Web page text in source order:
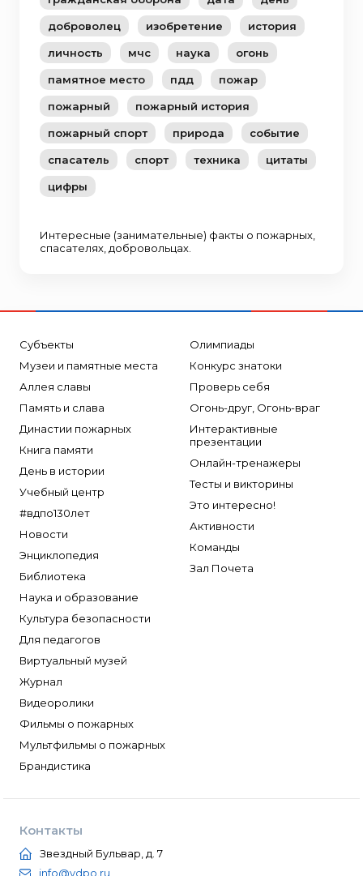
доброволец изобретение история
личность мчс наука огонь
памятное место пдд пожар
пожарный пожарный история
пожарный спорт природа событие
спасатель спорт техника цитаты
цифры
Интересные (занимательные) факты о пожарных,
спасателях, добровольцах.
Субъекты
Музеи и памятные места
Аллея славы
Память и слава
Династии пожарных
Книга памяти
День в истории
Учебный центр
#вдпо130лет
Новости
Энциклопедия
Библиотека
Наука и образование
Культура безопасности
Для педагогов
Виртуальный музей
Журнал
Видеоролики
Фильмы о пожарных
Мультфильмы о пожарных
Брандистика
Олимпиады
Конкурс знатоки
Проверь себя
Огонь-друг, Огонь-враг
Интерактивные
презентации
Онлайн-тренажеры
Тесты и викторины
Это интересно!
Активности
Команды
Зал Почета
Контакты
Звездный Бульвар, д. 7
info@vdpo.ru